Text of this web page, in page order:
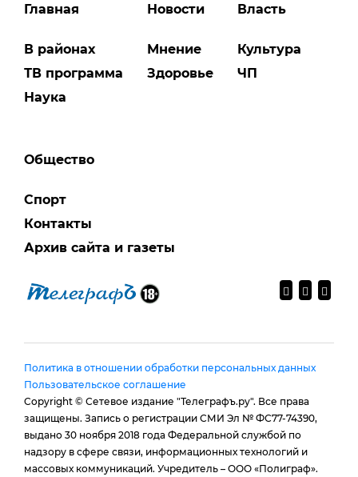
Главная
В районах
ТВ программа
Наука
Новости
Мнение
Здоровье
Власть
Культура
ЧП
Общество
Спорт
Контакты
Архив сайта и газеты
Политика в отношении обработки персональных данных
Пользовательское соглашение
Copyright © Сетевое издание "Телеграфъ.ру". Все права
защищены. Запись о регистрации СМИ Эл № ФС77-74390,
выдано 30 ноября 2018 года Федеральной службой по
надзору в сфере связи, информационных технологий и
массовых коммуникаций. Учредитель – ООО «Полиграф».